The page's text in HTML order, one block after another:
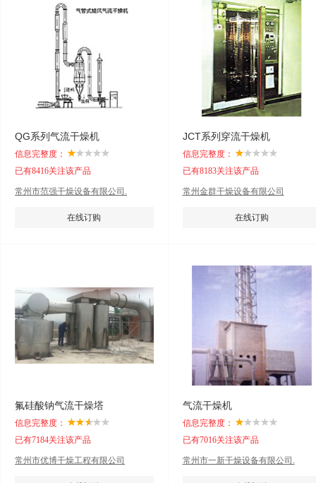
QG系列气流干燥机
信息完整度：
已有8416关注该产品
常州市范强干燥设备有限公司.
在线订购
JCT系列穿流干燥机
信息完整度：
已有8183关注该产品
常州金群干燥设备有限公司
在线订购
氟硅酸钠气流干燥塔
信息完整度：
已有7184关注该产品
常州市优博干燥工程有限公司
气流干燥机
信息完整度：
已有7016关注该产品
常州市一新干燥设备有限公司.